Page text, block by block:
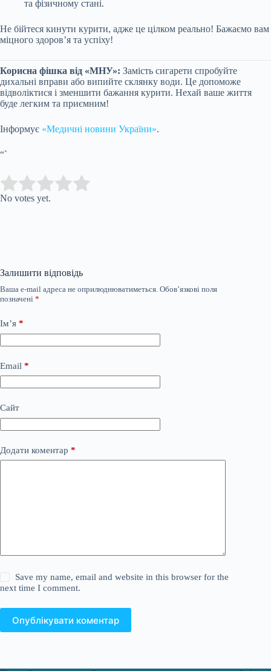
та фізичному стані.
Не бійтеся кинути курити, адже це цілком реально! Бажаємо вам
міцного здоров’я та успіху!
Корисна фішка від «МНУ»: Замість сигарети спробуйте
дихальні вправи або випийте склянку води. Це допоможе
відволіктися і зменшити бажання курити. Нехай ваше життя
буде легким та приємним!
Інформує «Медичні новини України».
“`
Rate this item:
No votes yet.
Залишити відповідь
Ваша e-mail адреса не оприлюднюватиметься. Обов’язкові поля
позначені *
Ім’я *
Email *
Сайт
Додати коментар *
Save my name, email and website in this browser for the
next time I comment.
Опублікувати коментар